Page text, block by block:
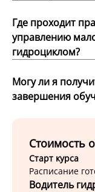
Где проходит
управлению
гидроциклом?
Могу ли я
завершения
Стоимость
Старт курса
Расписание
Водитель